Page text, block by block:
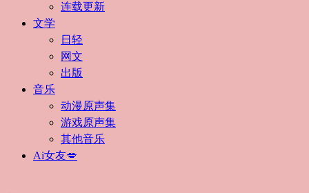
连载更新
文学
日轻
网文
出版
音乐
动漫原声集
游戏原声集
其他音乐
Ai女友💋